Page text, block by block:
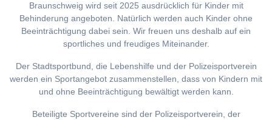
Braunschweig wird seit 2025 ausdrücklich für Kinder mit
Behinderung angeboten. Natürlich werden auch Kinder ohne
Beeinträchtigung dabei sein. Wir freuen uns deshalb auf ein
sportliches und freudiges Miteinander.
Der Stadtsportbund, die Lebenshilfe und der Polizeisportverein
werden ein Sportangebot zusammenstellen, dass von Kindern mit
und ohne Beeinträchtigung bewältigt werden kann.
Beteiligte Sportvereine sind der Polizeisportverein, der